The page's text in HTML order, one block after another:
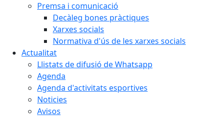
Premsa i comunicació
Decàleg bones pràctiques
Xarxes socials
Normativa d'ús de les xarxes socials
Actualitat
Llistats de difusió de Whatsapp
Agenda
Agenda d'activitats esportives
Noticies
Avisos